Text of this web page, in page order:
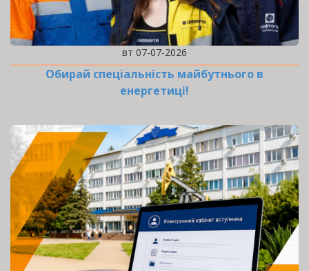
вт 07-07-2026
Обирай спеціальність майбутнього в
енергетиці!